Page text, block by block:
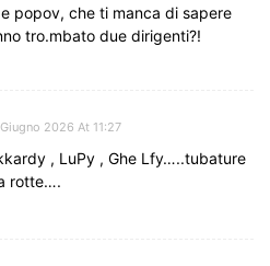
popov, che ti manca di sapere
tro.mbato due dirigenti?!
2026 At 11:27
, LuPy , Ghe Lfy…..tubature
rotte….